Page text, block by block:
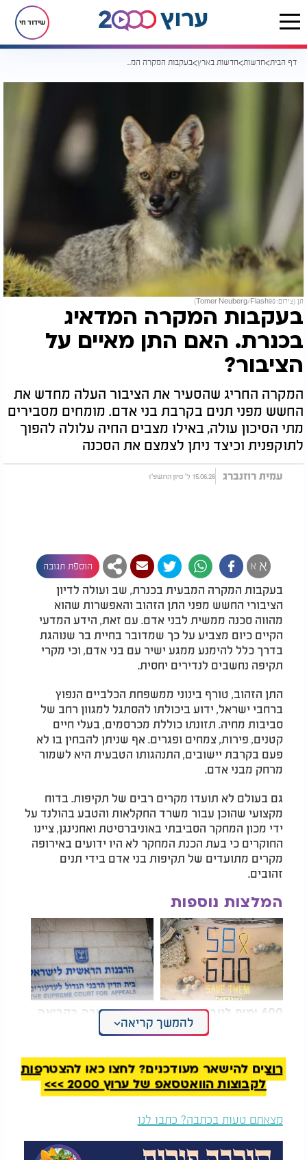
שידור חי
דף הבית חדשות חדשות בארץ בעקבות המקרה המדאיג בכנרת. האם התן מאיים על הציבור?
תן. (צילום: Tomer Neuberg/Flash90)
בעקבות המקרה המדאיג
בכנרת. האם התן מאיים על
הציבור?
המקרה החריג שהסעיר את הציבור העלה מחדש את
החשש מפני תנים בקרבת בני אדם. מומחים מסבירים
מתי הסיכון עולה, באילו מצבים החיה עלולה להפוך
לתוקפנית וכיצד ניתן לצמצם את הסכנה
עמית רוזנברג 15.06.26 ל' סיון התשפ"ו
א א הוספת תגובה
בעקבות המקרה המבעית בכנרת, שב ועולה לדיון
הציבורי החשש מפני התן הזהוב והאפשרות שהוא
מהווה סכנה ממשית לבני אדם. עם זאת, הידע המדעי
הקיים כיום מצביע על כך שמדובר בחיית בר שנוהגת
בדרך כלל להימנע ממגע ישיר עם בני אדם, וכי מקרי
תקיפה נחשבים לנדירים יחסית.
התן הזהוב, טורף בינוני ממשפחת הכלביים הנפוץ
ברחבי ישראל, ידוע ביכולתו להסתגל למגוון רחב של
סביבות מחיה. תזונתו כוללת מכרסמים, בעלי חיים
קטנים, פירות, צמחים ופגרים. אף שניתן להבחין בו לא
פעם בקרבת יישובים, התנהגותו הטבעית היא לשמור
מרחק מבני אדם.
גם בעולם לא תועדו מקרים רבים של תקיפות. בדוח
מקצועי שהוכן עבור משרד החקלאות והטבע בהולנד על
ידי מכון המחקר הסביבתי באוניברסיטת ואחנינגן, ציינו
החוקרים כי בעת הכנת המחקר לא היו ידועים באירופה
מקרים מתועדים של תקיפות בני אדם בידי תנים
זהובים.
המלצות נוספות
600 ימים לטבח:
מיצגים ברחבי הארץ
לזכר החטופים ולקריאה
הכנסת אישרה בקריאה
ראשונה: בתי הדין
הרבניים יוכלו לדון
לדברי החוקרים, הסיכון למפגש בעייתי גדל בעיקר
כאשר תנים מתרגלים לקרבת בני אדם ולמקורות מזון
זמינים. פחי אשפה פתוחים, שאריות מזון באתרי קמפינג
או האכלה מכוונת, עלולים לגרום להם לאבד בהדרגה
את החשש הטבעי ולהתקרב יותר ויותר לאזורים
מאוכלסים.
להמשך קריאה
רוצים להישאר מעודכנים? לחצו כאן להצטרפות
לקבוצות הוואטסאפ של ערוץ 2000 >>>
מצאתם טעות בכתבה? כתבו לנו